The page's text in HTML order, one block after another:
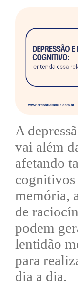
A
vai além
afetando
cognitivos
memória,
de
podem
lentidão
para
dia a dia.